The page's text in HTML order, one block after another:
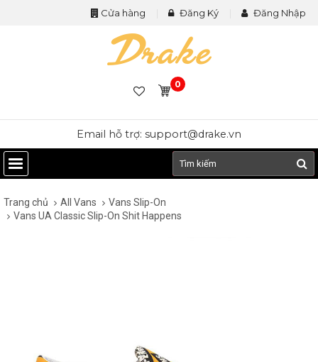
Cửa hàng Đăng Ký Đăng Nhập
0
Email hỗ trợ: support@drake.vn
Trang chủ All Vans
Vans Slip-On
Vans UA Classic Slip-On Shit Happens